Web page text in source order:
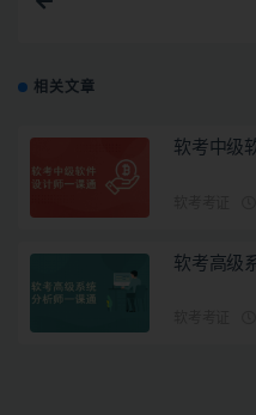
相关文章
软考中级
软考高级